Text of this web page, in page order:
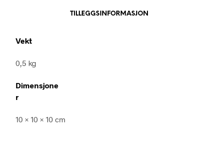
TILLEGGSINFORMASJON
Vekt
0,5 kg
Dimensjone
r
10 × 10 × 10 cm